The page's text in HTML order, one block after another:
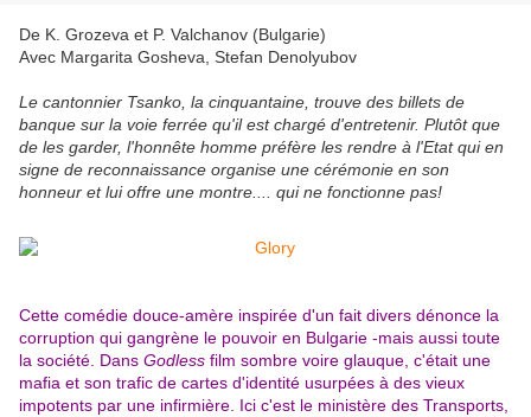
De K. Grozeva et P. Valchanov (Bulgarie)
Avec Margarita Gosheva, Stefan Denolyubov
Le cantonnier Tsanko, la cinquantaine, trouve des billets de
banque sur la voie ferrée qu'il est chargé d'entretenir. Plutôt que
de les garder, l'honnête homme préfère les rendre à l'Etat qui en
signe de reconnaissance organise une cérémonie en son
honneur et lui offre une montre.... qui ne fonctionne pas!
Cette comédie douce-amère inspirée d'un fait divers dénonce la
corruption qui gangrène le pouvoir en Bulgarie -mais aussi toute
la société. Dans Godless film sombre voire glauque, c'était une
mafia et son trafic de cartes d'identité usurpées à des vieux
impotents par une infirmière. Ici c'est le ministère des Transports,